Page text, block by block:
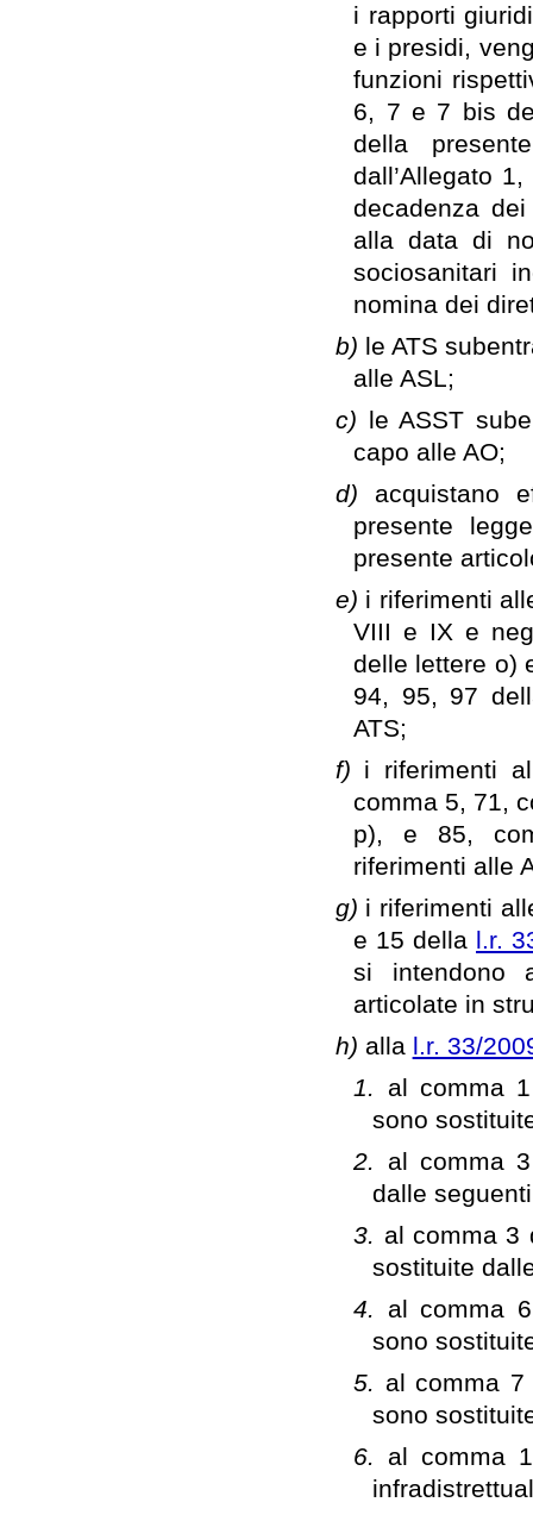
i rapporti
e i presidi,
funzioni
6, 7 e 7 bis
della
dall’Allegato
decadenza
alla data di
sociosanitari
nomina dei
b) le ATS
alle ASL;
c) le ASST
capo alle AO;
d) acquistano
presente
presente
e) i riferimenti
VIII e IX e
delle lettere o)
94, 95, 97
ATS;
f) i riferimenti
comma 5, 71,
p), e 85,
riferimenti alle
g) i riferimenti
e 15 della l.r.
si intendono
articolate in
h) alla l.r. 33/
1. al comma
sono
2. al comma
dalle
3. al comma 3
sostituite
4. al comma
sono
5. al comma 7
sono
6. al comma